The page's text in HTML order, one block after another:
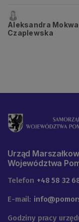
Aleksandra
Czaplewska
Urząd
Województwa
Telefon +48 58 32
E-mail:
Godziny pracy